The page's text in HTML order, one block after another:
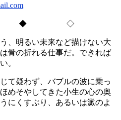
◆ ◇
、明るい未来など描けない大
骨の折れる仕事だ。できれば
。
て疑わず、バブルの波に乗っ
めそやしてきた小生の心の奥
にくすぶり、あるいは澱のよ